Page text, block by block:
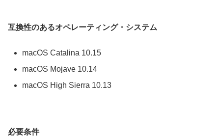
互換性のあるオペレーティング・システム
macOS Catalina 10.15
macOS Mojave 10.14
macOS High Sierra 10.13
必要条件